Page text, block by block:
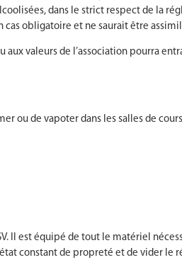
dans le strict respect de la
cas obligatoire et ne saurait être
valeurs de l’association pourra
ou de vapoter dans les salles de
Il est équipé de tout le matériel
constant de propreté et de vider le